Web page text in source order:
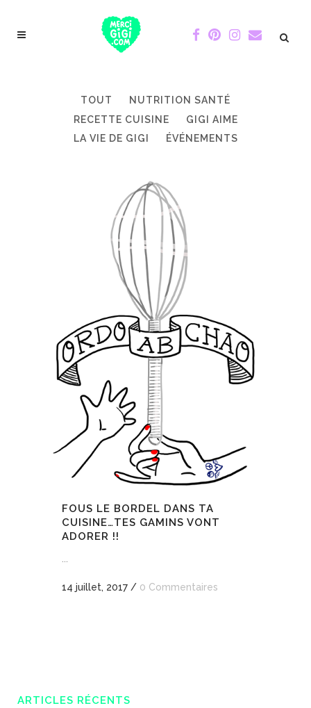
TOUT
NUTRITION SANTÉ
RECETTE CUISINE
GIGI AIME
LA VIE DE GIGI
ÉVÉNEMENTS
FOUS LE BORDEL DANS TA
CUISINE…TES GAMINS VONT
ADORER !!
14 juillet, 2017 / 0 Commentaires
ARTICLES RÉCENTS